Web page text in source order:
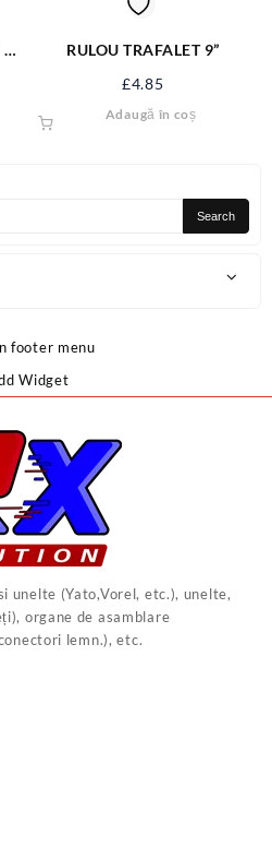
8
RULOU TRAFALET 9”
£4.85
Adaugă în coș
footer menu
Widget
unelte (Yato,Vorel, etc.), unelte,
organe de asamblare
lemn.), etc.